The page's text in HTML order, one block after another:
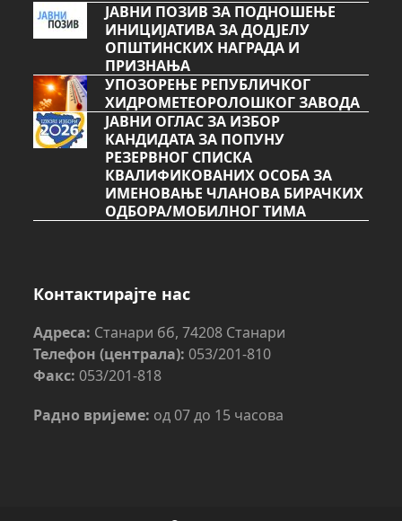
ЈАВНИ ПОЗИВ ЗА ПОДНОШЕЊЕ
ИНИЦИЈАТИВА ЗА ДОДЈЕЛУ
ОПШТИНСКИХ НАГРАДА И
ПРИЗНАЊА
УПОЗОРЕЊЕ РЕПУБЛИЧКОГ
ХИДРОМЕТЕОРОЛОШКОГ ЗАВОДА
ЈАВНИ ОГЛАС ЗА ИЗБОР
КАНДИДАТА ЗА ПОПУНУ
РЕЗЕРВНОГ СПИСКА
КВАЛИФИКОВАНИХ ОСОБА ЗА
ИМЕНОВАЊЕ ЧЛАНОВА БИРАЧКИХ
ОДБОРА/МОБИЛНОГ ТИМА
Контактирајте нас
Адреса: Станари бб, 74208 Станари
Телефон (централа): 053/201-810
Факс: 053/201-818
Радно вријеме: од 07 до 15 часова